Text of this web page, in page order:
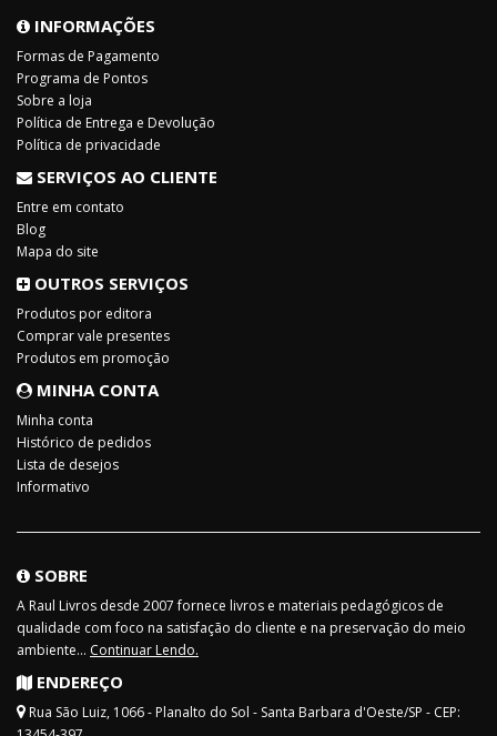
INFORMAÇÕES
Formas de Pagamento
Programa de Pontos
Sobre a loja
Política de Entrega e Devolução
Política de privacidade
SERVIÇOS AO CLIENTE
Entre em contato
Blog
Mapa do site
OUTROS SERVIÇOS
Produtos por editora
Comprar vale presentes
Produtos em promoção
MINHA CONTA
Minha conta
Histórico de pedidos
Lista de desejos
Informativo
SOBRE
A Raul Livros desde 2007 fornece livros e materiais pedagógicos de
qualidade com foco na satisfação do cliente e na preservação do meio
ambiente... Continuar Lendo.
ENDEREÇO
Rua São Luiz, 1066 - Planalto do Sol - Santa Barbara d'Oeste/SP - CEP: